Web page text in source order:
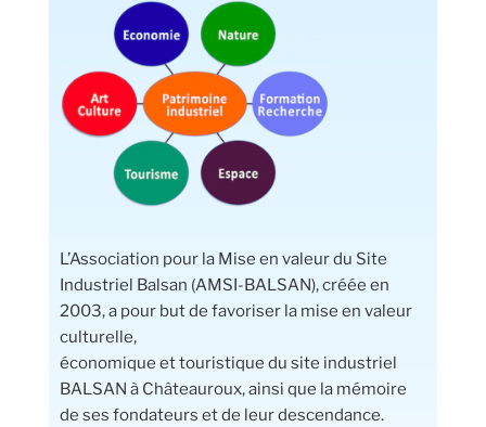
L’Association pour la Mise en valeur du Site
Industriel Balsan (AMSI-BALSAN), créée en
2003, a pour but de favoriser la mise en valeur
culturelle,
économique et touristique du site industriel
BALSAN à Châteauroux, ainsi que la mémoire
de ses fondateurs et de leur descendance.